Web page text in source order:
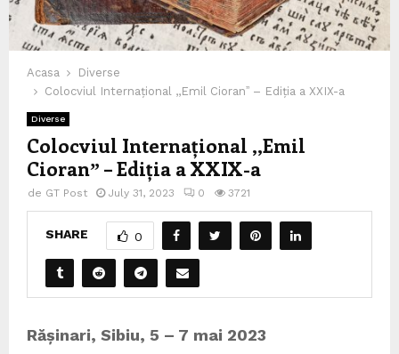
Acasa
Diverse
Colocviul Internațional ,,Emil Cioranˮ – Ediția a XXIX-a
Diverse
Colocviul Internațional ,,Emil
Cioranˮ – Ediția a XXIX-a
de GT Post July 31, 2023 0 3721
SHARE 0
Rășinari, Sibiu, 5 – 7 mai 2023